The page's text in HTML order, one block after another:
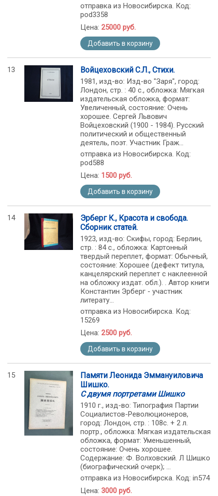
отправка из Новосибирска. Код:
pod3358
Цена: 25000 руб.
Добавить в корзину
13 Войцеховский С.Л., Стихи.
1981, изд-во: Изд-во "Заря", город:
Лондон, стр. : 40 с., обложка: Мягкая
издательская обложка, формат:
Увеличенный, состояние: Очень
хорошее. Сергей Львович
Войцеховский (1900 - 1984). Русский
политический и общественный
деятель, поэт. Участник Граж...
отправка из Новосибирска. Код:
pod588
Цена: 1500 руб.
Добавить в корзину
14
Эрберг К., Красота и свобода.
Сборник статей.
1923, изд-во: Скифы, город: Берлин,
стр. : 84 с., обложка: Картонный
твердый переплет, формат: Обычный,
состояние: Хорошее (дефект титула,
канцелярский переплет с наклеенной
на обложку издат. обл.). . Автор книги
Константин Эрберг - участник
литерату...
отправка из Новосибирска. Код:
15269
Цена: 2500 руб.
Добавить в корзину
15
Памяти Леонида Эммануиловича
Шишко.
С двумя портретами Шишко
1910 г., изд-во: Типография Партии
Социалистов-Революционеров,
город: Лондон, стр. : 108с. + 2 л.
портр., обложка: Мягкая издательская
обложка, формат: Уменьшенный,
состояние: Очень хорошее.
Содержание: Ф. Волховский. Л Шишко
(биографический очерк); ...
отправка из Новосибирска. Код: in574
Цена: 3000 руб.